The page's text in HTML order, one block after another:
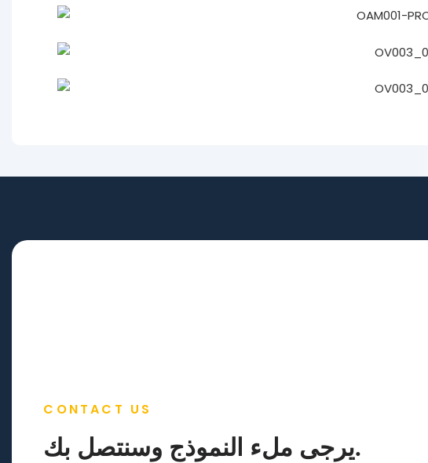
CONTACT US
يرجى ملء النموذج وسنتصل بك.